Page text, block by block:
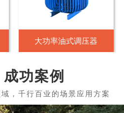
大功率油式调压器
成功案例